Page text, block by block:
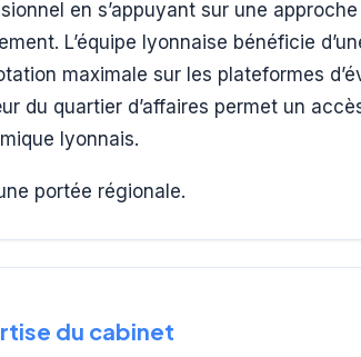
en s’appuyant sur une
L’équipe lyonnaise bénéficie
maximale sur les plateformes
du quartier d’affaires permet un
lyonnais.
portée régionale.
du cabinet